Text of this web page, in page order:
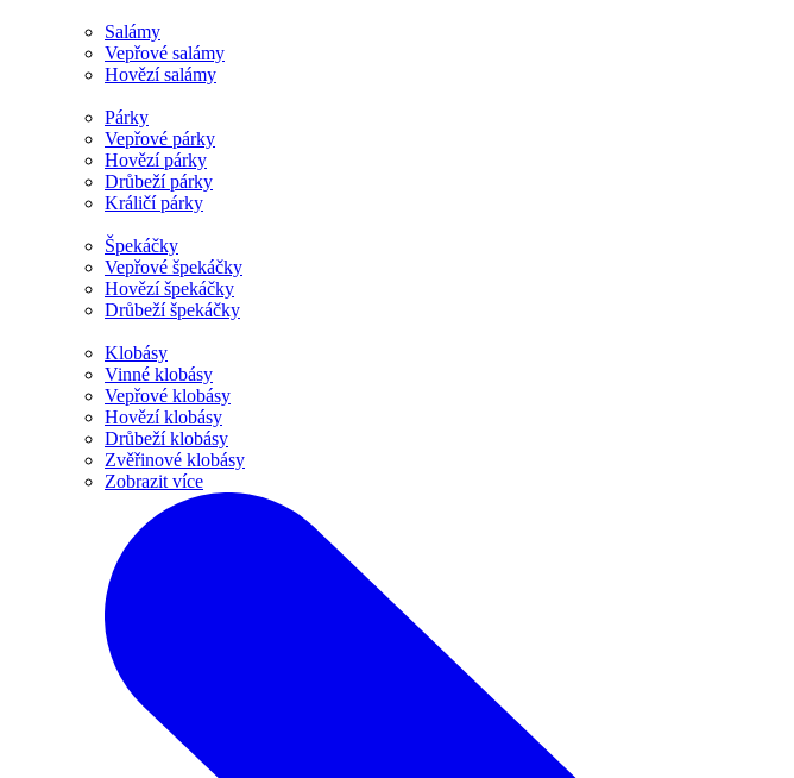
Salámy
Vepřové salámy
Hovězí salámy
Párky
Vepřové párky
Hovězí párky
Drůbeží párky
Králičí párky
Špekáčky
Vepřové špekáčky
Hovězí špekáčky
Drůbeží špekáčky
Klobásy
Vinné klobásy
Vepřové klobásy
Hovězí klobásy
Drůbeží klobásy
Zvěřinové klobásy
Zobrazit více